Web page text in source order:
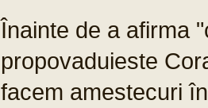
Înainte de a afirma
propovaduieste
facem amestecuri